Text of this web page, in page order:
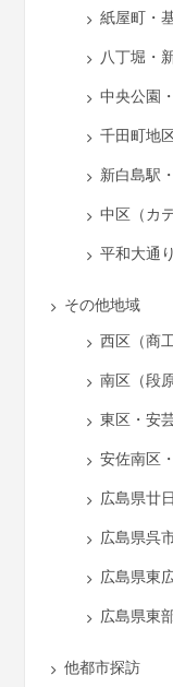
紙屋町・
八丁堀・
中央公園
千田町地
新白島駅
中区（カ
平和大通り
その他地域
西区（商
南区（段
東区・安
安佐南区
広島県廿
広島県呉
広島県東
広島県東
他都市探訪